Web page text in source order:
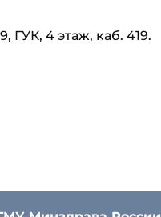
ГУК, 4 этаж, каб. 419.